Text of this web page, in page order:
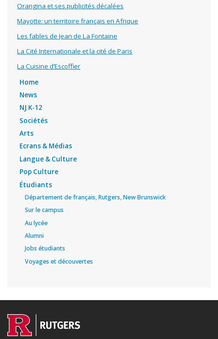
Orangina et ses publicités décalées
Mayotte: un territoire français en Afrique
Les fables de Jean de La Fontaine
La Cité Internationale et la cité de Paris
La Cuisine d’Escoffier
Home
News
NJ K-12
Sociétés
Arts
Ecrans & Médias
Langue & Culture
Pop Culture
Étudiants
Département de français, Rutgers, New Brunswick
Sur le campus
Au lycée
Alumni
Jobs étudiants
Voyages et découvertes